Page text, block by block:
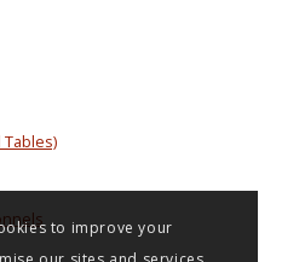
to improve your